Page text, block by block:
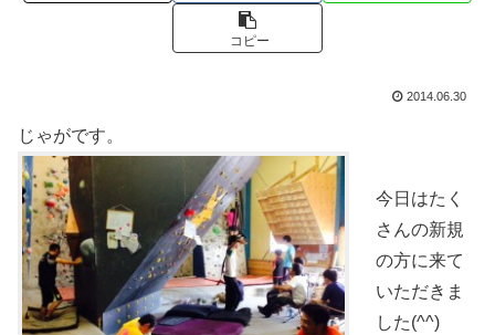
コピー
2014.06.30
じゃがです。
今日はたく
さんの新規
の方に来て
いただきま
した(^^)